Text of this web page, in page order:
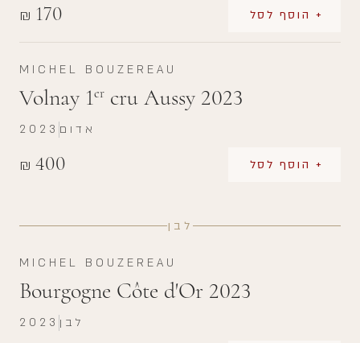
₪ 170 + הוסף לסל
MICHEL BOUZEREAU
Volnay 1er cru Aussy 2023
₪ 400 + הוסף לסל
2023 אדום
לבן
MICHEL BOUZEREAU
Bourgogne Côte d'Or 2023
2023 לבן